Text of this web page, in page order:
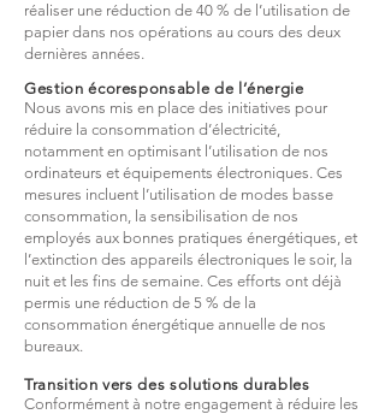
réaliser une réduction de 40 % de l’utilisation de
papier dans nos opérations au cours des deux
dernières années.
Gestion écoresponsable de l’énergie
Nous avons mis en place des initiatives pour
réduire la consommation d’électricité,
notamment en optimisant l’utilisation de nos
ordinateurs et équipements électroniques. Ces
mesures incluent l’utilisation de modes basse
consommation, la sensibilisation de nos
employés aux bonnes pratiques énergétiques, et
l’extinction des appareils électroniques le soir, la
nuit et les fins de semaine. Ces efforts ont déjà
permis une réduction de 5 % de la
consommation énergétique annuelle de nos
bureaux.
Transition vers des solutions durables
Conformément à notre engagement à réduire les